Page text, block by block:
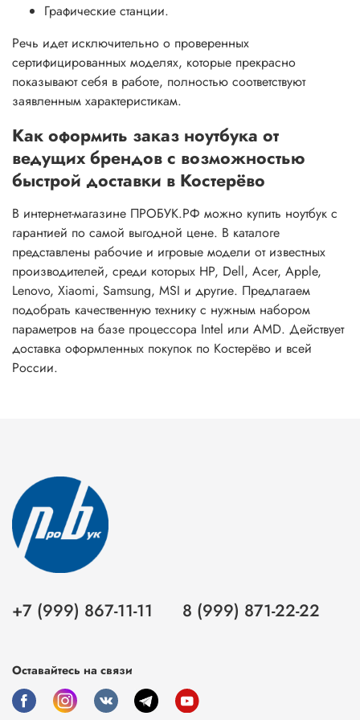
Графические станции.
Речь идет исключительно о проверенных
сертифицированных моделях, которые прекрасно
показывают себя в работе, полностью соответствуют
заявленным характеристикам.
Как оформить заказ ноутбука от
ведущих брендов с возможностью
быстрой доставки в Костерёво
В интернет-магазине ПРОБУК.РФ можно купить ноутбук с
гарантией по самой выгодной цене. В каталоге
представлены рабочие и игровые модели от известных
производителей, среди которых HP, Dell, Acer, Apple,
Lenovo, Xiaomi, Samsung, MSI и другие. Предлагаем
подобрать качественную технику с нужным набором
параметров на базе процессора Intel или AMD. Действует
доставка оформленных покупок по Костерёво и всей
России.
+7 (999) 867-11-11 8 (999) 871-22-22
Оставайтесь на связи